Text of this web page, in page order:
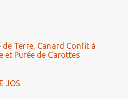
Terre, Canard Confit à
et Purée de Carottes
JOS